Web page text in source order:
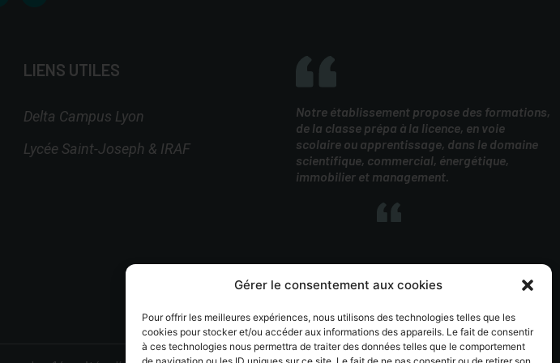
Gérer le consentement aux cookies
Pour offrir les meilleures expériences, nous utilisons des technologies telles que les
cookies pour stocker et/ou accéder aux informations des appareils. Le fait de consentir
à ces technologies nous permettra de traiter des données telles que le comportement
LIENS UTILES
Delta Campus Lyon
Lycée Saint-Joseph & IRAF
Notre établissement propose des formations,
de la classe prépa à la licence, en voie
scolaire ou apprentissage, dans le domaine
scientifique, commercial, énergétique,
immobilier et management.